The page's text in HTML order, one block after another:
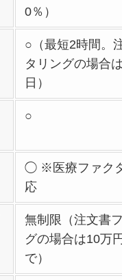
0％）
○（最短2時間。
タリングの場合
日）
○
◯ ※医療ファク
応
無制限（注文書
グの場合は10万
で）